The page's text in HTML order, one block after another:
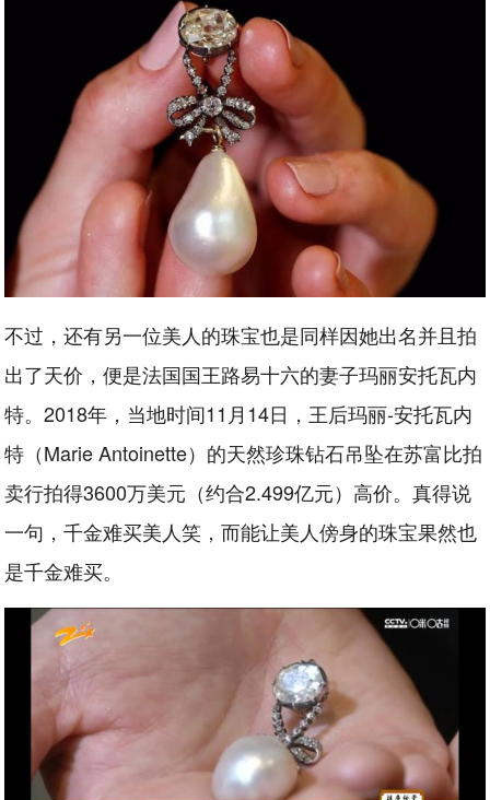
不过，还有另一位美人的珠宝也是同样因她出名并且拍
出了天价，便是法国国王路易十六的妻子玛丽安托瓦内
特。2018年，当地时间11月14日，王后玛丽-安托瓦内
特（Marie Antoinette）的天然珍珠钻石吊坠在苏富比拍
卖行拍得3600万美元（约合2.499亿元）高价。真得说
一句，千金难买美人笑，而能让美人傍身的珠宝果然也
是千金难买。